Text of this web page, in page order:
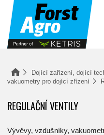
Dojící zařízení, dojící
vakuometry pro dojící zřízení
REGULAČNÍ VENTILY
Vývěvy, vzdušníky,